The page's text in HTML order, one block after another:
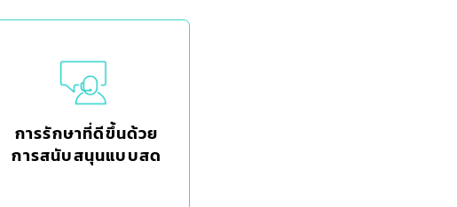
การรักษาที่ดีขึ้นด้วย
การสนับสนุนแบบสด